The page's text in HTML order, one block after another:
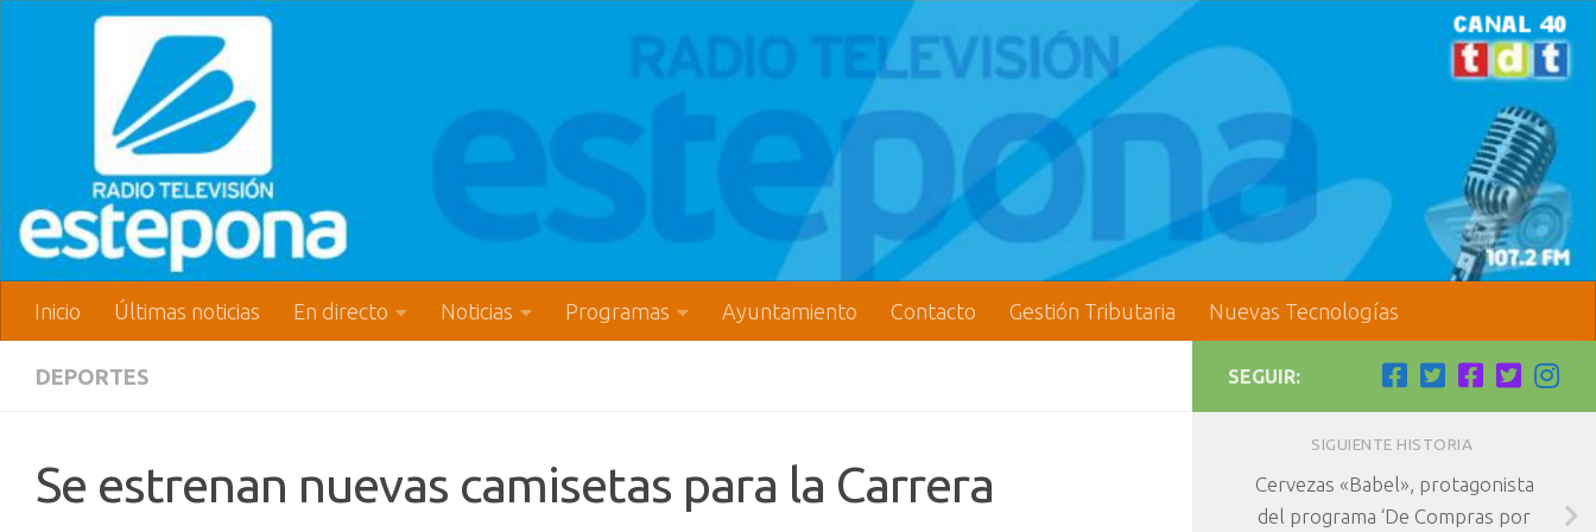
Inicio Últimas noticias En directo Noticias Programas Ayuntamiento Contacto Gestión Tributaria Nuevas Tecnologías
DEPORTES
Se estrenan nuevas camisetas para la Carrera
SEGUIR:
SIGUIENTE HISTORIA
Cervezas «Babel», protagonista
del programa ‘De Compras por